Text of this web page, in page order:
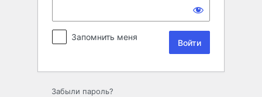
Запомнить меня
Забыли пароль?